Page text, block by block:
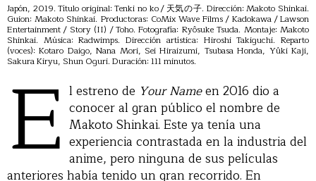
Japón, 2019. Título original: Tenki no ko / 天気の子. Dirección: Makoto Shinkai.
Guion: Makoto Shinkai. Productoras: CoMix Wave Films / Kadokawa / Lawson
Entertainment / Story (II) / Toho. Fotografía: Ryôsuke Tsuda. Montaje: Makoto
Shinkai. Música: Radwimps. Dirección artística: Hiroshi Takiguchi. Reparto
(voces): Kotaro Daigo, Nana Mori, Sei Hiraizumi, Tsubasa Honda, Yûki Kaji,
Sakura Kiryu, Shun Oguri. Duración: 111 minutos.
E l estreno de Your Nameen 2016 dio a
conocer al gran público el nombre de
Makoto Shinkai. Este ya tenía una
experiencia contrastada en la industria del
anime, pero ninguna de sus películas
anteriores había tenido un gran recorrido. En